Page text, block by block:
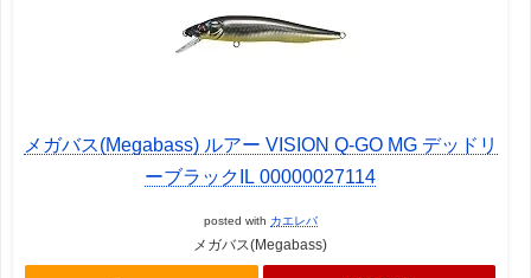
メガバス(Megabass) ルアー VISION Q-GO MG デッドリ
ーブラックIL 00000027114
posted with カエレバ
メガバス(Megabass)